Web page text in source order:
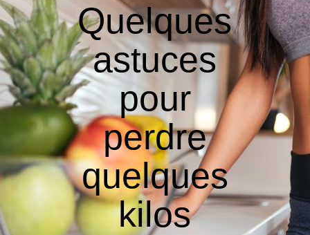
Quelques
astuces
pour
perdre
quelques
kilos